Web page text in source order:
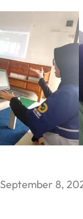
September 8,